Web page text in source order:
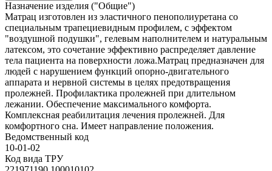
Назначение изделия ("Общие")
Матрац изготовлен из эластичного пенополиуретана со
специальным трапециевидным профилем, с эффектом
"воздушной подушки", гелевым наполнителем и натуральным
латексом, это сочетание эффективно распределяет давление
тела пациента на поверхности ложа.Матрац предназначен для
людей с нарушением функций опорно-двигательного
аппарата и нервной системы в целях предотвращения
пролежней. Профилактика пролежней при длительном
лежании. Обеспечение максимального комфорта.
Комплексная реабилитация лечения пролежней. Для
комфортного сна. Имеет направление положения.
Ведомственный код
10-01-02
Код вида ТРУ